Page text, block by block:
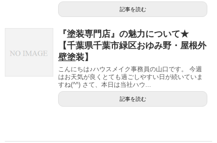
記事を読む
『塗装専門店』の魅力について★
【千葉県千葉市緑区おゆみ野・屋根外
壁塗装】
こんにちは♪ハウスメイク事務員の山口です。 今週
はお天気が良くとても過ごしやすい日が続いていま
すね(^^) さて、本日は当社ハウ...
記事を読む